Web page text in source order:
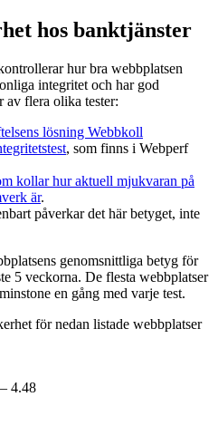
hos banktjänster
hur bra webbplatsen
integritet och har god
av flera olika tester:
lösning Webbkoll
, som finns i Webperf
kollar hur aktuell mjukvaran på
är.
påverkar det här betyget, inte
genomsnittliga betyg för
5 veckorna. De flesta webbplatser
en gång med varje test.
för nedan listade webbplatser
4.48